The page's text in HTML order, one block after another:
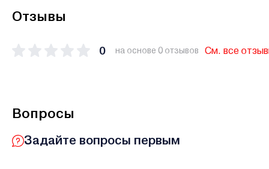
Отзывы
0 на основе 0 отзывов См. все
Вопросы
Задайте вопросы первым